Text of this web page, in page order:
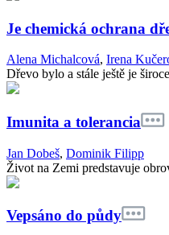
Je chemická ochrana
Alena Michalcová, Irena
Dřevo bylo a stále ještě je
Imunita a tolerancia
Jan Dobeš, Dominik Filipp
Život na Zemi predstavuje
Vepsáno do půdy